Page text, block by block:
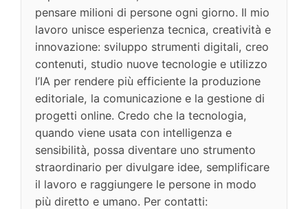
pensare milioni di persone ogni giorno. Il mio
lavoro unisce esperienza tecnica, creatività e
innovazione: sviluppo strumenti digitali, creo
contenuti, studio nuove tecnologie e utilizzo
l’IA per rendere più efficiente la produzione
editoriale, la comunicazione e la gestione di
progetti online. Credo che la tecnologia,
quando viene usata con intelligenza e
sensibilità, possa diventare uno strumento
straordinario per divulgare idee, semplificare
il lavoro e raggiungere le persone in modo
più diretto e umano. Per contatti: